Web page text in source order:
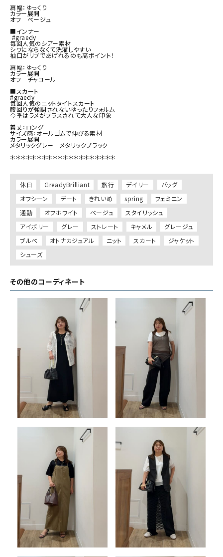
肩幅：ゆっくり
カラー展開
オフ　ベージュ
■インナー
毎回人気のシアー素材
シワにならなくて洗濯しやすい
袖口がリブであげれるのも高ポイント！
肩幅：ゆっくり
カラー展開
オフ　チャコール
■スカート
#graedy
毎回人気のニットタイトスカート
腰回りが強調されないゆったりフォルム
今季はラメがプラスされて大人な印象
着丈：ロング
サイズ感：オールゴムで伸びる素材
カラー展開
メタリックグレー　メタリックブラック
＊＊＊＊＊＊＊＊＊＊＊＊＊＊＊＊＊＊＊＊
休日 GreadyBrilliant 旅行 デイリー
バッグ
オフシーン
デート きれいめ spring
フェミニン
通勤
オフホワイト ベージュ
スタイリッシュ
アイボリー
グレー ストレート キャメル
グレージュ
ブルべ
オトナカジュアル ニット スカート
ジャケット
シューズ
その他のコーディネート